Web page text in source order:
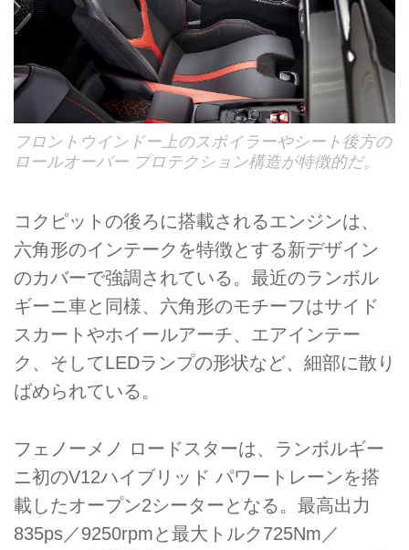
フロントウインドー上のスポイラーやシート後方の
ロールオーバー プロテクション構造が特徴的だ。
コクピットの後ろに搭載されるエンジンは、
六角形のインテークを特徴とする新デザイン
のカバーで強調されている。最近のランボル
ギーニ車と同様、六角形のモチーフはサイド
スカートやホイールアーチ、エアインテー
ク、そしてLEDランプの形状など、細部に散り
ばめられている。
フェノーメノ ロードスターは、ランボルギー
ニ初のV12ハイブリッド パワートレーンを搭
載したオープン2シーターとなる。最高出力
835ps／9250rpmと最大トルク725Nm／